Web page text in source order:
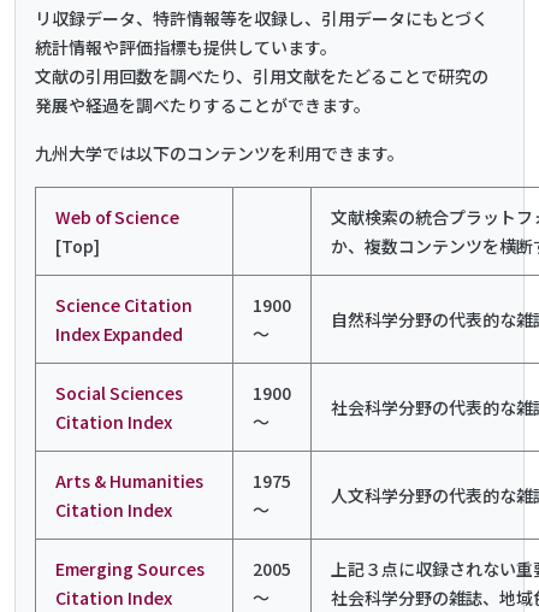
リ収録データ、特許情報等を収録し、引用データにもとづく
統計情報や評価指標も提供しています。
文献の引用回数を調べたり、引用文献をたどることで研究の
発展や経過を調べたりすることができます。
九州大学では以下のコンテンツを利用できます。
Web of Science
[Top]
文献検索の統合プラット
か、複数コンテンツを横
Science Citation
Index Expanded
1900
～
自然科学分野の代表的な
Social Sciences
Citation Index
1900
～
社会科学分野の代表的な
Arts & Humanities
Citation Index
1975
～
人文科学分野の代表的な
Emerging Sources
Citation Index
2005
～
上記３点に収録されない
社会科学分野の雑誌、地